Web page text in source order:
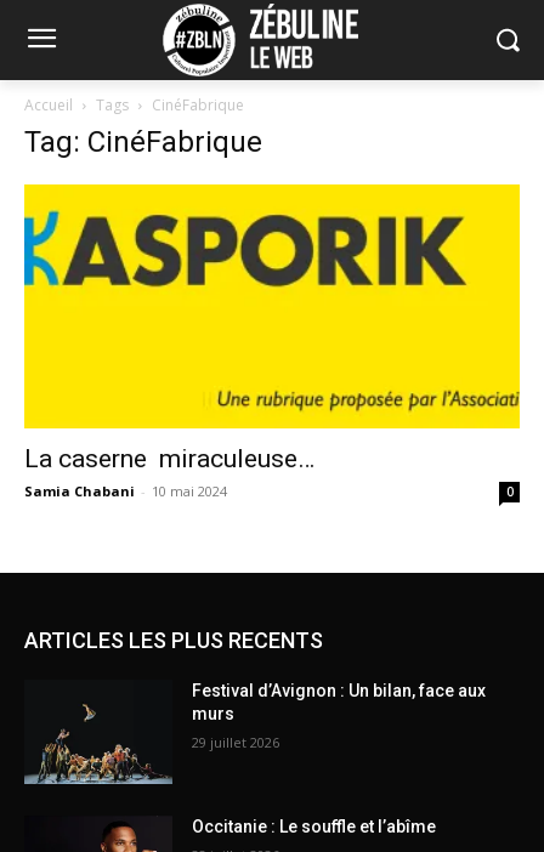
Accueil Tags CinéFabrique
Tag: CinéFabrique
La caserne miraculeuse…
Samia Chabani - 10 mai 2024 0
ARTICLES LES PLUS RECENTS
Festival d’Avignon : Un bilan, face aux
murs
29 juillet 2026
Occitanie : Le souffle et l’abîme